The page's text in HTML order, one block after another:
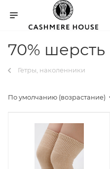
70% шерсть
Гетры, наколенники
По умолчанию (возрастание)